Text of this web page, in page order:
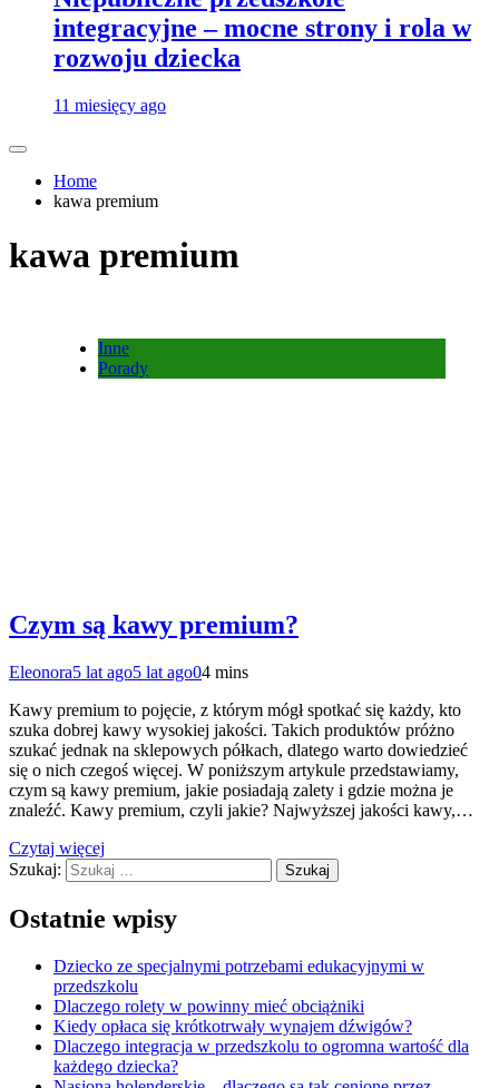
integracyjne – mocne strony i rola w
rozwoju dziecka
11 miesięcy ago
Home
kawa premium
kawa premium
Inne
Porady
Czym są kawy premium?
Eleonora5 lat ago5 lat ago04 mins
Kawy premium to pojęcie, z którym mógł spotkać się każdy, kto
szuka dobrej kawy wysokiej jakości. Takich produktów próżno
szukać jednak na sklepowych półkach, dlatego warto dowiedzieć
się o nich czegoś więcej. W poniższym artykule przedstawiamy,
czym są kawy premium, jakie posiadają zalety i gdzie można je
znaleźć. Kawy premium, czyli jakie? Najwyższej jakości kawy,…
Czytaj więcej
Szukaj:
Ostatnie wpisy
Dziecko ze specjalnymi potrzebami edukacyjnymi w
przedszkolu
Dlaczego rolety w powinny mieć obciążniki
Kiedy opłaca się krótkotrwały wynajem dźwigów?
Dlaczego integracja w przedszkolu to ogromna wartość dla
każdego dziecka?